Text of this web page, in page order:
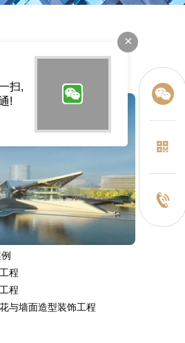
程
程
与墙面造型装饰工程
×
扫,
!